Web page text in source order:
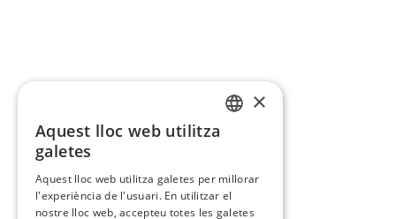
×
Aquest lloc web utilitza
galetes
Aquest lloc web utilitza galetes per millorar
l'experiència de l'usuari. En utilitzar el
nostre lloc web, accepteu totes les galetes